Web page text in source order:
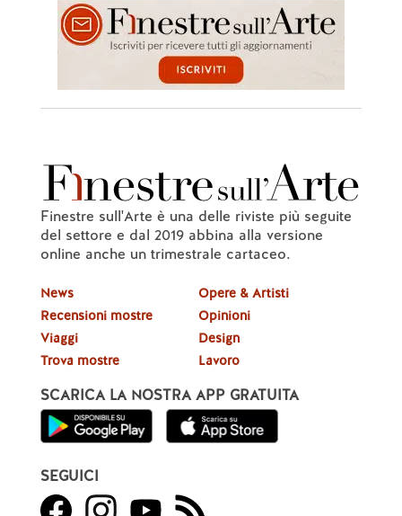
Finestre sull'Arte è una delle riviste più seguite
del settore e dal 2019 abbina alla versione
online anche un trimestrale cartaceo.
News
Recensioni mostre
Viaggi
Trova mostre
Opere & Artisti
Opinioni
Design
Lavoro
SCARICA LA NOSTRA APP GRATUITA
SEGUICI